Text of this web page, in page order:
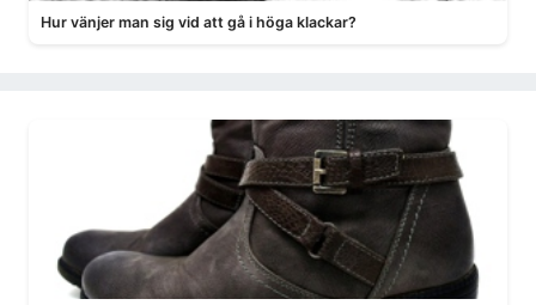
Hur vänjer man sig vid att gå i höga klackar?